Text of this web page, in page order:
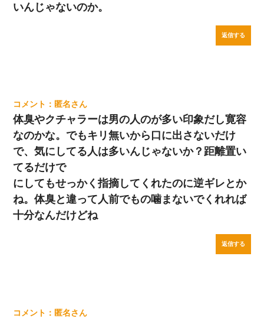
いんじゃないのか。
返信する
匿名
体臭やクチャラーは男の人のが多い印象だし寛容
なのかな。でもキリ無いから口に出さないだけ
で、気にしてる人は多いんじゃないか？距離置い
てるだけで
にしてもせっかく指摘してくれたのに逆ギレとか
ね。体臭と違って人前でもの噛まないでくれれば
十分なんだけどね
返信する
匿名